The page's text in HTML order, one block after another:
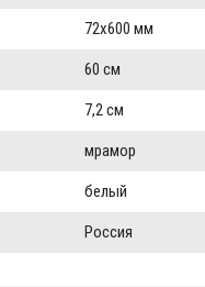
72x600 мм
60 см
7,2 см
мрамор
белый
Россия